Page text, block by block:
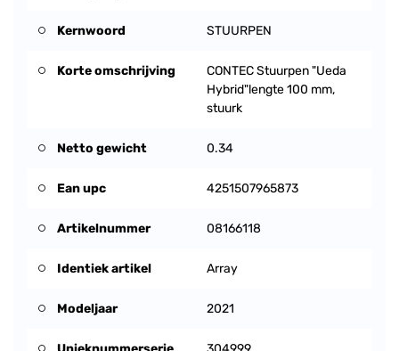
Kernwoord STUURPEN
Korte omschrijving
CONTEC Stuurpen "Ueda
Hybrid"lengte 100 mm,
stuurk
Netto gewicht 0.34
Ean upc 4251507965873
Artikelnummer 08166118
Identiek artikel Array
Modeljaar 2021